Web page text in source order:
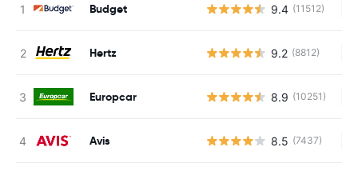
Budget 9.4 (11512)
Hertz 9.2 (8812)
Europcar 8.9 (10251)
Avis 8.5 (7437)